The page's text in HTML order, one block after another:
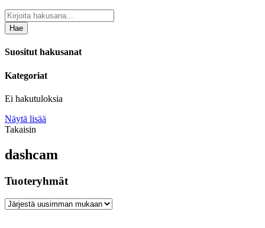
Hae
Suositut hakusanat
Kategoriat
Ei hakutuloksia
Näytä lisää
Takaisin
dashcam
Tuoteryhmät